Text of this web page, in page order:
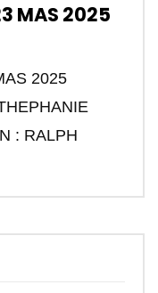
MAS 2025
2025
: RALPH